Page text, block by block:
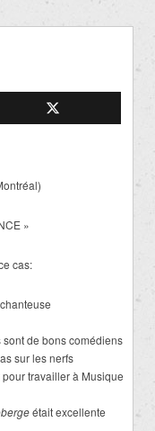
»
cas:
de bons comédiens
sur les nerfs
travailler à Musique
était excellente